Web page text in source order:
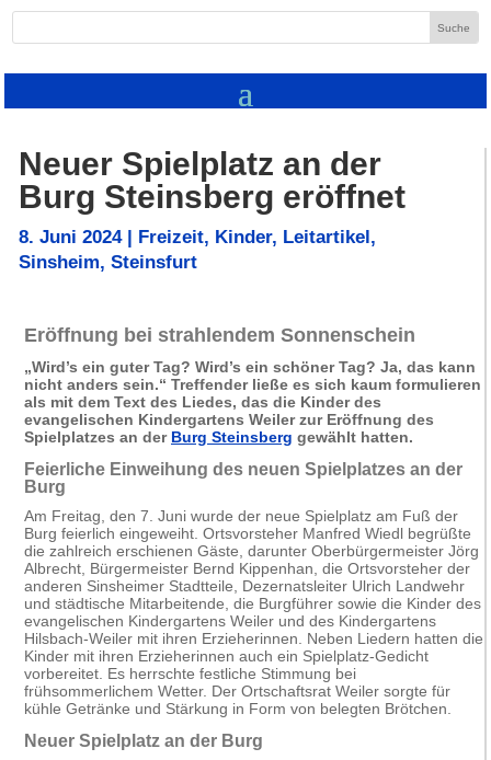
Neuer Spielplatz an der
Burg Steinsberg eröffnet
8. Juni 2024| Freizeit, Kinder, Leitartikel,
Sinsheim, Steinsfurt
Eröffnung bei strahlendem Sonnenschein
„Wird’s ein guter Tag? Wird’s ein schöner Tag? Ja, das kann
nicht anders sein.“ Treffender ließe es sich kaum formulieren
als mit dem Text des Liedes, das die Kinder des
evangelischen Kindergartens Weiler zur Eröffnung des
Spielplatzes an der Burg Steinsberg gewählt hatten.
Feierliche Einweihung des neuen Spielplatzes an der
Burg
Am Freitag, den 7. Juni wurde der neue Spielplatz am Fuß der
Burg feierlich eingeweiht. Ortsvorsteher Manfred Wiedl begrüßte
die zahlreich erschienen Gäste, darunter Oberbürgermeister Jörg
Albrecht, Bürgermeister Bernd Kippenhan, die Ortsvorsteher der
anderen Sinsheimer Stadtteile, Dezernatsleiter Ulrich Landwehr
und städtische Mitarbeitende, die Burgführer sowie die Kinder des
evangelischen Kindergartens Weiler und des Kindergartens
Hilsbach-Weiler mit ihren Erzieherinnen. Neben Liedern hatten die
Kinder mit ihren Erzieherinnen auch ein Spielplatz-Gedicht
vorbereitet. Es herrschte festliche Stimmung bei
frühsommerlichem Wetter. Der Ortschaftsrat Weiler sorgte für
kühle Getränke und Stärkung in Form von belegten Brötchen.
Neuer Spielplatz an der Burg